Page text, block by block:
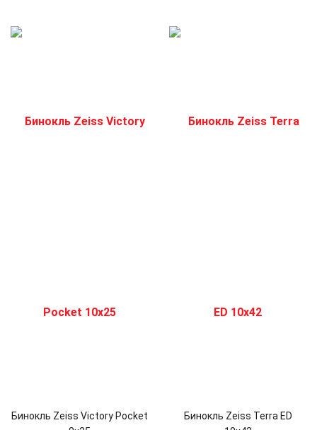
Бинокль Zeiss Victory Pocket
Бинокль Zeiss Terra ED